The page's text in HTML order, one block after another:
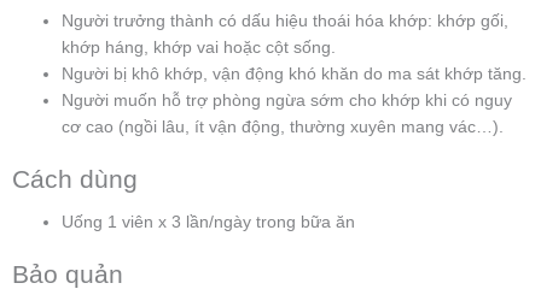
Người trưởng thành có dấu hiệu thoái hóa khớp: khớp gối,
khớp háng, khớp vai hoặc cột sống.
Người bị khô khớp, vận động khó khăn do ma sát khớp tăng.
Người muốn hỗ trợ phòng ngừa sớm cho khớp khi có nguy
cơ cao (ngồi lâu, ít vận động, thường xuyên mang vác…).
Cách dùng
Uống 1 viên x 3 lần/ngày trong bữa ăn
Bảo quản